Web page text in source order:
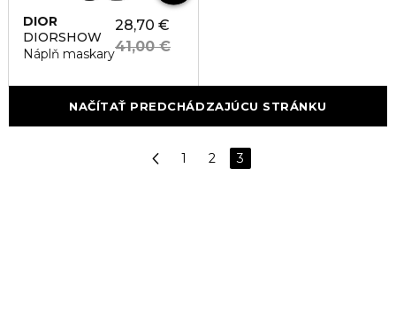
DIOR
DIORSHOW
Náplň maskary
28,70 €
41,00 €
NAČÍTAŤ PREDCHÁDZAJÚCU STRÁNKU
1 2 3